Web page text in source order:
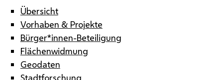
Übersicht
Vorhaben & Projekte
Bürger*innen-Beteiligung
Flächenwidmung
Geodaten
Stadtforschung